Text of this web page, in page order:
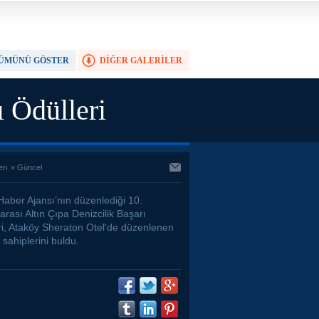
DİĞER GALERİLER
GÖSTER
Ödülleri
» Güncel
Ajansı’nın düzenlediği 10.
Altın Çıpa Denizcilik Başarı
Ataköy Sheraton Otel'de düzenlenen
buldu.